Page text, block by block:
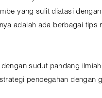
yang sulit diatasi
adalah ada berbagai
sudut pandang
pencegahan dengan